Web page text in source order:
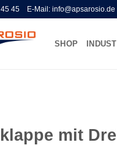
45 45 E-Mail: info@apsarosio.de
SHOP
mit